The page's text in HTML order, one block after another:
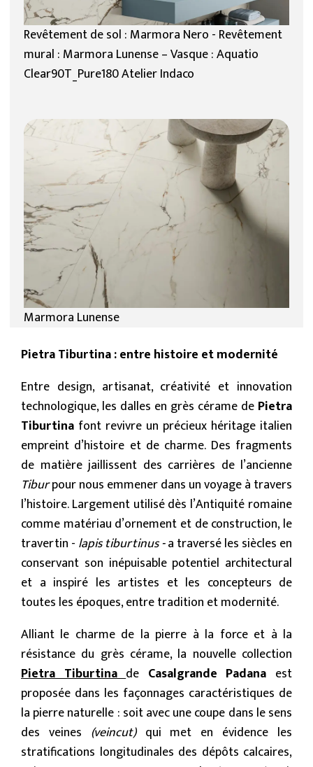
Revêtement de sol : Marmora Nero - Revêtement
mural : Marmora Lunense – Vasque : Aquatio
Clear90T_Pure180 Atelier Indaco
Marmora Lunense
Pietra Tiburtina : entre histoire et modernité
Entre design, artisanat, créativité et innovation
technologique, les dalles en grès cérame de Pietra
Tiburtina font revivre un précieux héritage italien
empreint d’histoire et de charme. Des fragments
de matière jaillissent des carrières de l’ancienne
Tiburpour nous emmener dans un voyage à travers
l’histoire. Largement utilisé dès l’Antiquité romaine
comme matériau d’ornement et de construction, le
travertin - lapis tiburtinus -a traversé les siècles en
conservant son inépuisable potentiel architectural
et a inspiré les artistes et les concepteurs de
toutes les époques, entre tradition et modernité.
Alliant le charme de la pierre à la force et à la
résistance du grès cérame, la nouvelle collection
Pietra Tiburtinade Casalgrande Padana est
proposée dans les façonnages caractéristiques de
la pierre naturelle : soit avec une coupe dans le sens
des veines (veincut)qui met en évidence les
stratifications longitudinales des dépôts calcaires,